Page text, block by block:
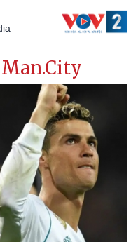
Man.City